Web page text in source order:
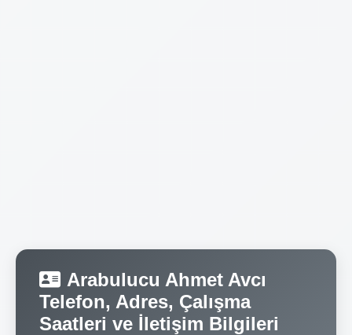
Arabulucu Ahmet Avcı
Telefon, Adres, Çalışma
Saatleri ve İletişim Bilgileri